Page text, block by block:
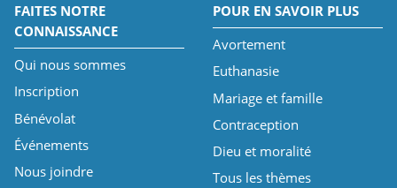
FAITES NOTRE
CONNAISSANCE
Qui nous sommes
Inscription
Bénévolat
Événements
Nous joindre
POUR EN SAVOIR PLUS
Avortement
Euthanasie
Mariage et famille
Contraception
Dieu et moralité
Tous les thèmes